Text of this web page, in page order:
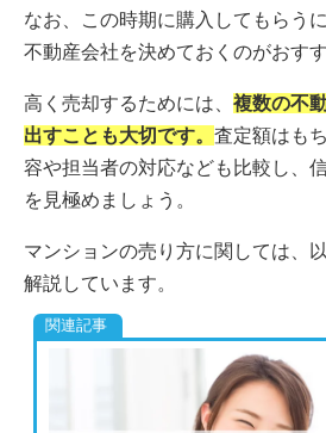
なお、この時期に購入してもらう
不動産会社を決めておくのがおすす
高く売却するためには、 複数の不
出すことも大切です。 査定額はも
容や担当者の対応なども比較し、
を見極めましょう。
マンションの売り方に関しては、
解説しています。